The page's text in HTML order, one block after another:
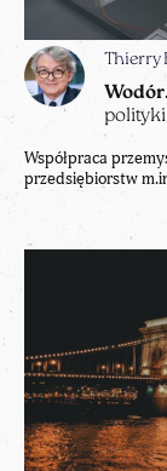
Thierry
polityki
Współpraca
przedsiębiorstw